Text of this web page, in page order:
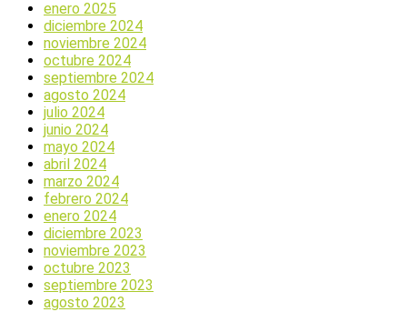
enero 2025
diciembre 2024
noviembre 2024
octubre 2024
septiembre 2024
agosto 2024
julio 2024
junio 2024
mayo 2024
abril 2024
marzo 2024
febrero 2024
enero 2024
diciembre 2023
noviembre 2023
octubre 2023
septiembre 2023
agosto 2023